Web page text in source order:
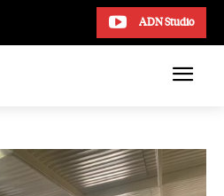
ADN Studio